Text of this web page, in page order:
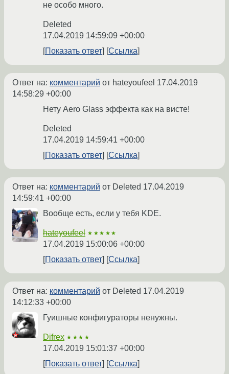
не особо много.
Deleted
17.04.2019 14:59:09 +00:00
Показать ответ
Ссылка
Ответ на: комментарий от hateyoufeel 17.04.2019
14:58:29 +00:00
Нету Aero Glass эффекта как на висте!
Deleted
17.04.2019 14:59:41 +00:00
Показать ответ
Ссылка
Ответ на: комментарий от Deleted 17.04.2019
14:59:41 +00:00
Вообще есть, если у тебя KDE.
hateyoufeel ★★★★★
17.04.2019 15:00:06 +00:00
Показать ответ
Ссылка
Ответ на: комментарий от Deleted 17.04.2019
14:12:33 +00:00
Гуишные конфигураторы ненужны.
Difrex ★★★★
17.04.2019 15:01:37 +00:00
Показать ответ
Ссылка